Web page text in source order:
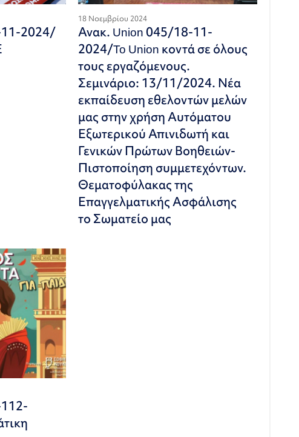
11-2024/
18 Νοεμβρίου 2024
Ανακ. Union 045/18-11-
2024/To Union κοντά σε όλους
τους εργαζόμενους.
Σεμινάριο: 13/11/2024. Νέα
εκπαίδευση εθελοντών μελών
μας στην χρήση Αυτόματου
Εξωτερικού Απινιδωτή και
Γενικών Πρώτων Βοηθειών-
Πιστοποίηση συμμετεχόντων.
Θεματοφύλακας της
Επαγγελματικής Ασφάλισης
το Σωματείο μας